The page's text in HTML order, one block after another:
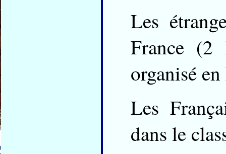
Les
France (2
organisé
Les
dans le